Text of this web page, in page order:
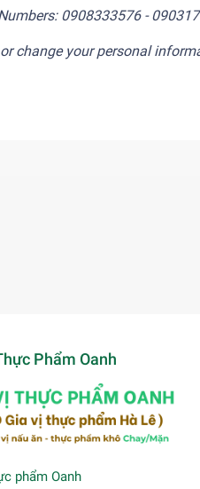
0908333576 -
change your personal
Phẩm Oanh
phẩm Oanh